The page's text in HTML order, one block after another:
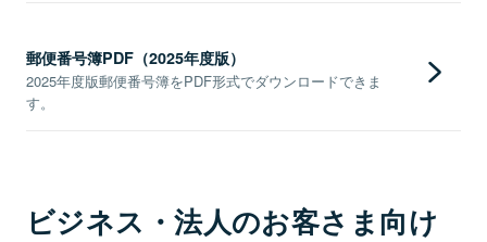
郵便番号簿PDF（2025年度版）
2025年度版郵便番号簿をPDF形式でダウンロードできま
す。
ビジネス・法人のお客さま向け